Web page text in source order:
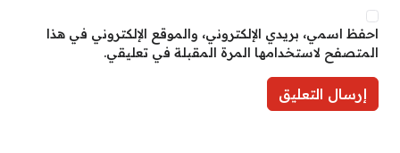
احفظ اسمي، بريدي الإلكتروني، والموقع الإلكتروني في هذا
المتصفح لاستخدامها المرة المقبلة في تعليقي.